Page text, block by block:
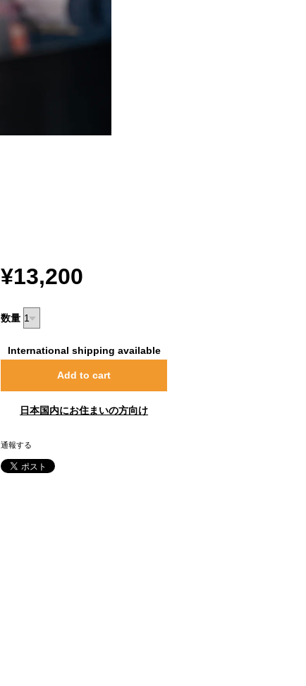
¥13,200
数量
International shipping available
Add to cart
日本国内にお住まいの方向け
通報する